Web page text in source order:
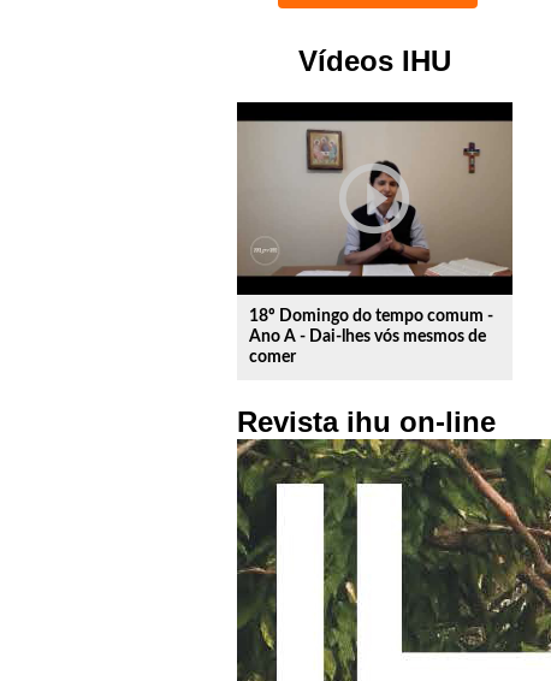
Vídeos IHU
play_circle_outline
18º Domingo do tempo comum -
Ano A - Dai-lhes vós mesmos de
comer
Revista ihu on-line